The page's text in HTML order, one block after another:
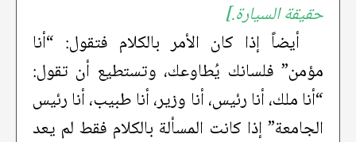
حقيقة السيارة.]
أيضاً إذا كان الأمر بالكلام فتقول: “أنا
مؤمن” فلسانك يُطاوعك، وتستطيع أن تقول:
“أنا ملك، أنا رئيس، أنا وزير، أنا طبيب، أنا رئيس
الجامعة” إذا كانت المسألة بالكلام فقط لم يعد